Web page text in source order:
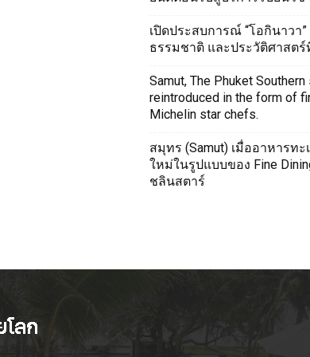
เปิดประสบการณ์ “โอกินาวา”
ธรรมชาติ และประวัติศาสตร์
Samut, The Phuket
reintroduced in the form of
Michelin star chefs.
สมุทร (Samut) เมื่ออาหารทะ
ใหม่ในรูปแบบของ Fine
ชลินสตาร์